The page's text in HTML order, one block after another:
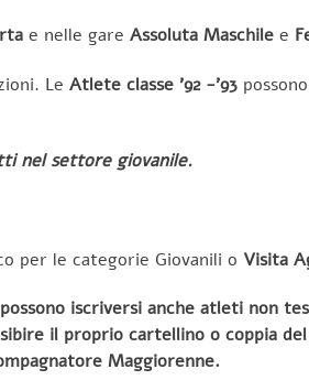
e nelle gare Assoluta Maschile e
Le Atlete classe ’92 -’93
nel settore giovanile.
per le categorie Giovanili o Visita
iscriversi anche atleti non
il proprio cartellino o coppia
Maggiorenne.